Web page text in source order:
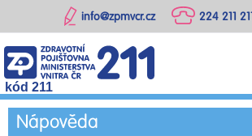
224 211
info@zpmvcr.cz
kód 211
Nápověda